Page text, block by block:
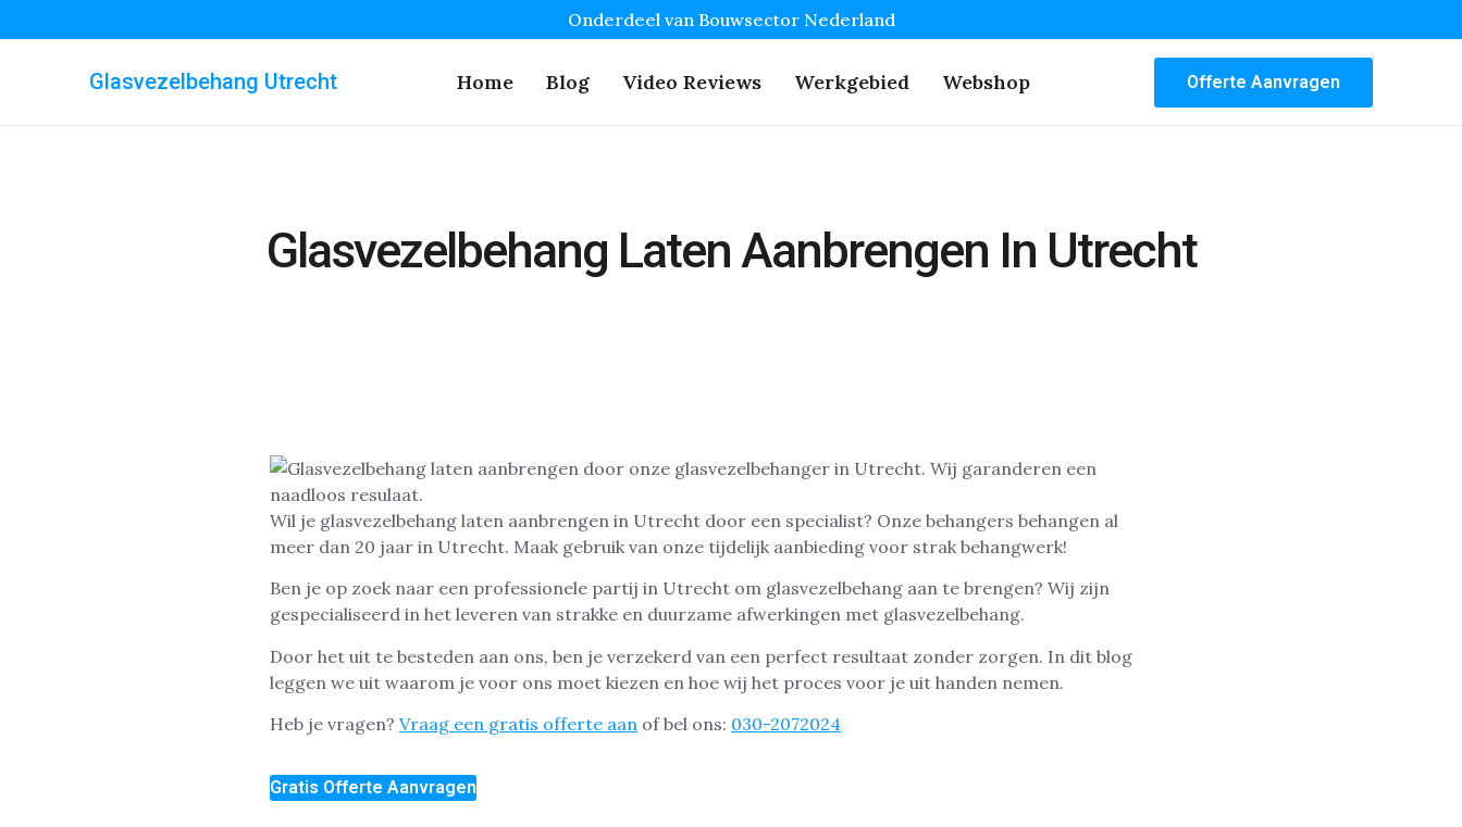
Onderdeel van Bouwsector Nederland
Glasvezelbehang Utrecht Home Blog Video Reviews Werkgebied Webshop Offerte Aanvragen
Glasvezelbehang Laten Aanbrengen In Utrecht
Wil je glasvezelbehang laten aanbrengen in Utrecht door een specialist? Onze behangers behangen al
meer dan 20 jaar in Utrecht. Maak gebruik van onze tijdelijk aanbieding voor strak behangwerk!
Ben je op zoek naar een professionele partij in Utrecht om glasvezelbehang aan te brengen? Wij zijn
gespecialiseerd in het leveren van strakke en duurzame afwerkingen met glasvezelbehang.
Door het uit te besteden aan ons, ben je verzekerd van een perfect resultaat zonder zorgen. In dit blog
leggen we uit waarom je voor ons moet kiezen en hoe wij het proces voor je uit handen nemen.
Heb je vragen? Vraag een gratis offerte aan of bel ons: 030-2072024
Gratis Offerte Aanvragen